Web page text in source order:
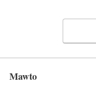
Mawto